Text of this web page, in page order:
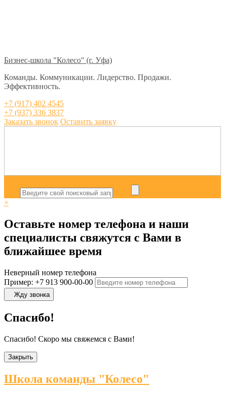
Бизнес-школа "Колесо" (г. Уфа)
Команды. Коммуникации. Лидерство. Продажи.
Эффективность.
+7 (917) 402 4545
+7 (937) 336 3837
Заказать звонок Оставить заявку
×
Оставьте номер телефона и наши
специалисты свяжутся с Вами в
ближайшее время
Неверный номер телефона
Пример: +7 913 900-00-00
Жду звонка
Спасибо!
Спасибо! Скоро мы свяжемся с Вами!
Закрыть
Школа команды "Колесо"